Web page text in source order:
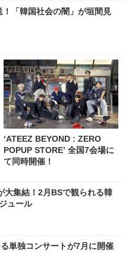
「韓国社会の闇」が垣間見
‘ATEEZ BEYOND : ZERO
POPUP STORE’ 全国7会場に
て同時開催！
大集結！2月BSで観られる韓
ュール
単独コンサートが7月に開催